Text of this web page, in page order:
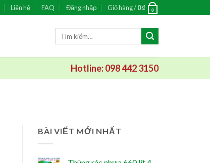
Liên hệ FAQ Đăng nhập Giỏ hàng /0₫ 0
Hotline: 098 442 3150
BÀI VIẾT MỚI NHẤT